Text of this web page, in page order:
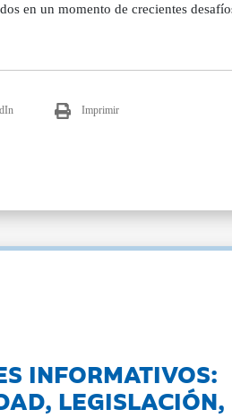
en un momento de crecientes
Imprimir
INFORMATIVOS:
LEGISLACIÓN,